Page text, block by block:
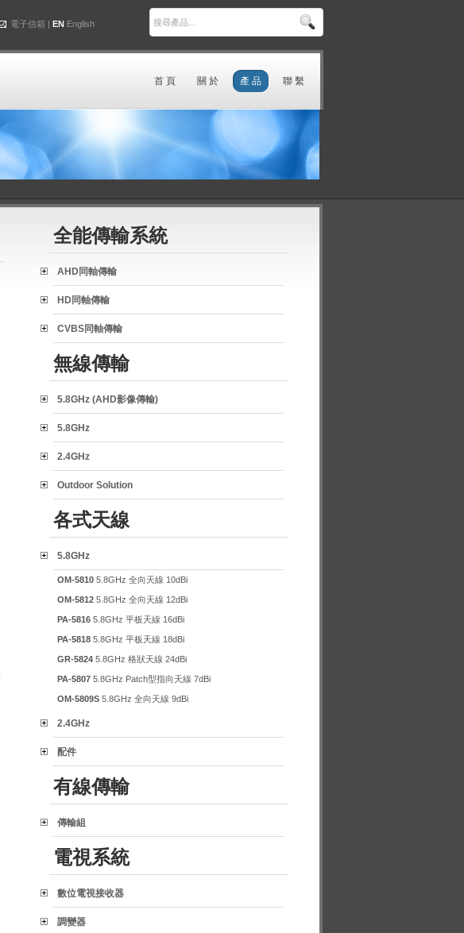
電子信箱 | EN English
首 頁 關 於 產 品 聯 繫
全能傳輸系統
AHD同軸傳輸
HD同軸傳輸
CVBS同軸傳輸
無線傳輸
5.8GHz (AHD影像傳輸)
5.8GHz
2.4GHz
Outdoor Solution
各式天線
5.8GHz
OM-5810 5.8GHz 全向天線 10dBi
OM-5812 5.8GHz 全向天線 12dBi
PA-5816 5.8GHz 平板天線 16dBi
PA-5818 5.8GHz 平板天線 18dBi
GR-5824 5.8GHz 格狀天線 24dBi
PA-5807 5.8GHz Patch型指向天線 7dBi
OM-5809S 5.8GHz 全向天線 9dBi
2.4GHz
配件
有線傳輸
傳輸組
電視系統
數位電視接收器
調變器